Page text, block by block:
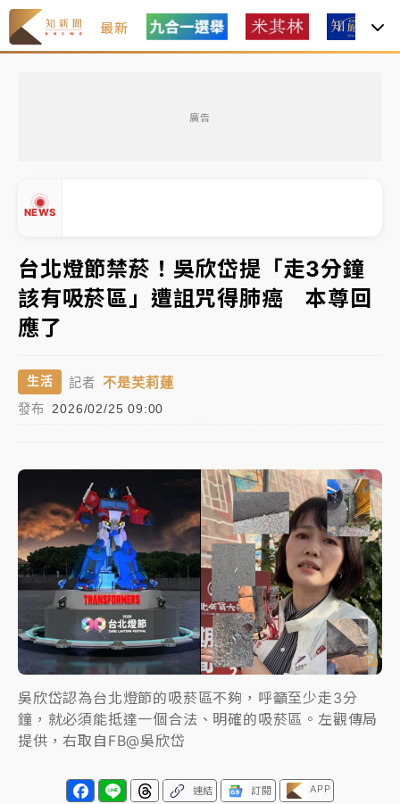
最新
廣告
NEWS
「白海豚」雨炸新北！通報109件災情 侯友宜揭這類災
損最多
白海豚挾豪雨狂炸新北！時雨量破百毫米 水塔、雨棚
砸落毀車
最好玩的父親節！「爸氣集合」出發工程冒險島 邀社
福孩童齊暢玩
強風長浪襲馬祖！「白海豚」逼近劃設警戒區 違規戲
水觀浪恐重罰失血
林安可狀態正好卻因左膝疼痛下二軍 日媒感嘆
「好事多磨」
韓股最壞時期已過？大摩估去槓桿完成逾半 波動率降
至2個月低
「白海豚」雨炸新北！通報109件災情 侯友宜揭這類災
白海豚挾豪雨狂炸新北！時雨量破百毫米 水塔、雨棚
砸落毀車
最好玩的父親節！「爸氣集合」出發工程冒險島 邀社
福孩童齊暢玩
水觀浪恐重罰失血
▼
台北燈節禁菸！吳欣岱提「走3分鐘
該有吸菸區」遭詛咒得肺癌 本尊回
應了
生活 記者 不是芙莉蓮
發布 2026/02/25 09:00
吳欣岱認為台北燈節的吸菸區不夠，呼籲至少走3分
鐘，就必須能抵達一個合法、明確的吸菸區。左觀傳局
提供，右取自FB@吳欣岱
連結 訂閱 APP